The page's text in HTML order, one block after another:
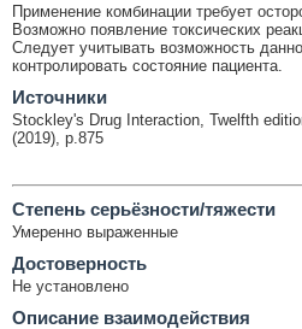
Применение комбинации требует
Возможно появление токсических
Следует учитывать возможность
контролировать состояние пациента.
Источники
Stockley's Drug Interaction, Twelfth
(2019), p.875
Cтепень серьёзности/тяжести
Умеренно выраженные
Достоверность
Не установлено
Описание взаимодействия